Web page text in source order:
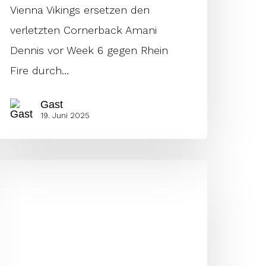
Vienna Vikings ersetzen den
verletzten Cornerback Amani
Dennis vor Week 6 gegen Rhein
Fire durch…
Gast
19. Juni 2025